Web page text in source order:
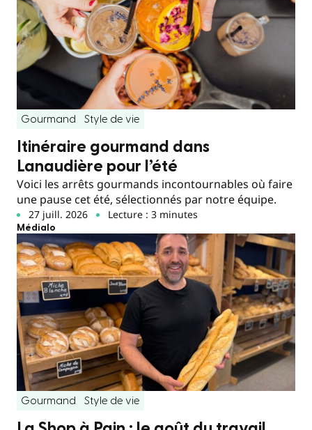
Gourmand Style de vie
Itinéraire gourmand dans
Lanaudière pour l’été
Voici les arrêts gourmands incontournables où faire
une pause cet été, sélectionnés par notre équipe.
27 juill. 2026 Lecture : 3 minutes
Médialo
Gourmand Style de vie